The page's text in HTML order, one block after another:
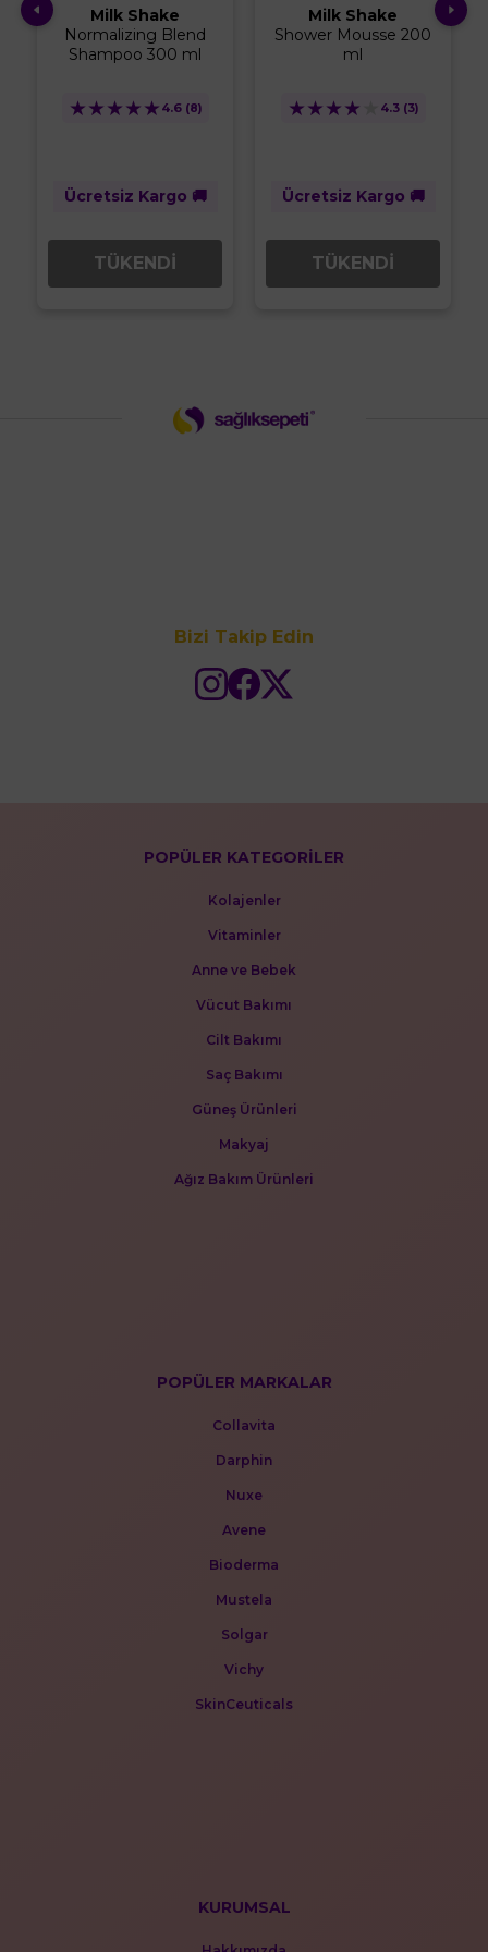
Milk Shake
Normalizing Blend
Shampoo 300 ml
★
★
★
★
★ 4.6(8)
Ücretsiz Kargo 🚚
TÜKENDİ
Milk Shake
Shower Mousse 200
ml
★
★
★
★ 4.3(3)
Ücretsiz Kargo 🚚
TÜKENDİ
Bizi Takip Edin
POPÜLER KATEGORİLER
Kolajenler
Vitaminler
Anne ve Bebek
Vücut Bakımı
Cilt Bakımı
Saç Bakımı
Güneş Ürünleri
Makyaj
Ağız Bakım Ürünleri
POPÜLER MARKALAR
Collavita
Darphin
Nuxe
Avene
Bioderma
Mustela
Solgar
Vichy
SkinCeuticals
KURUMSAL